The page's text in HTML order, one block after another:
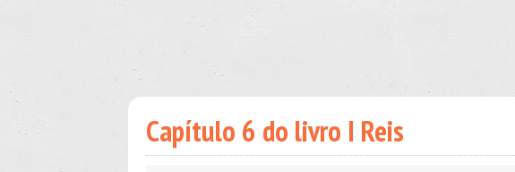
Capítulo 6 do livro I Reis